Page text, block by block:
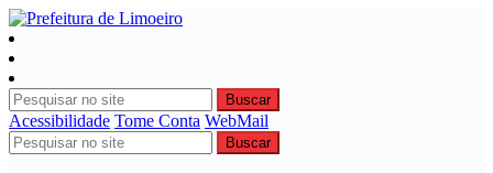
Buscar
Acessibilidade Tome Conta WebMail
Buscar